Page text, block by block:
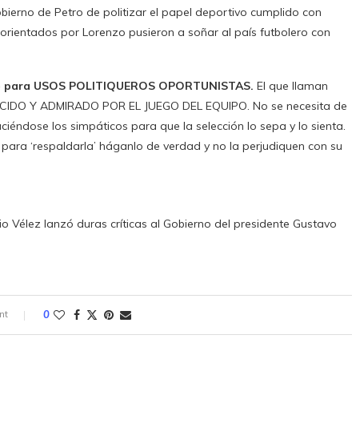
de Petro de politizar el papel deportivo cumplido con
por Lorenzo pusieron a soñar al país futbolero con
USOS POLITIQUEROS OPORTUNISTAS. El que llaman
Y ADMIRADO POR EL JUEGO DEL EQUIPO. No se necesita de
los simpáticos para que la selección lo sepa y lo sienta.
‘respaldarla’ háganlo de verdad y no la perjudiquen con su
Vélez lanzó duras críticas al Gobierno del presidente Gustavo
0